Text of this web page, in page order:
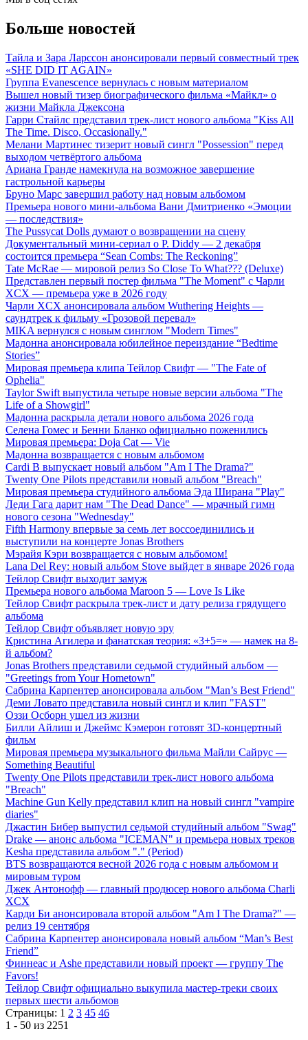
Больше новостей
Тайла и Зара Ларссон анонсировали первый совместный трек
«SHE DID IT AGAIN»
Группа Evanescence вернулась с новым материалом
Вышел новый тизер биографического фильма «Майкл» о
жизни Майкла Джексона
Гарри Стайлс представил трек-лист нового альбома "Kiss All
The Time. Disco, Occasionally."
Мелани Мартинес тизерит новый сингл "Possession" перед
выходом четвёртого альбома
Ариана Гранде намекнула на возможное завершение
гастрольной карьеры
Бруно Марс завершил работу над новым альбомом
Премьера нового мини-альбома Вани Дмитриенко «Эмоции
— последствия»
The Pussycat Dolls думают о возвращении на сцену
Документальный мини-сериал о P. Diddy — 2 декабря
состоится премьера “Sean Combs: The Reckoning”
Tate McRae — мировой релиз So Close To What??? (Deluxe)
Представлен первый постер фильма "The Moment" с Чарли
XCX — премьера уже в 2026 году
Чарли XCX анонсировала альбом Wuthering Heights —
саундтрек к фильму «Грозовой перевал»
MIKA вернулся с новым синглом "Modern Times"
Мадонна анонсировала юбилейное переиздание “Bedtime
Stories”
Мировая премьера клипа Тейлор Свифт — "The Fate of
Ophelia"
Taylor Swift выпустила четыре новые версии альбома "The
Life of a Showgirl"
Мадонна раскрыла детали нового альбома 2026 года
Селена Гомес и Бенни Бланко официально поженились
Мировая премьера: Doja Cat — Vie
Мадонна возвращается с новым альбомом
Cardi B выпускает новый альбом "Am I The Drama?"
Twenty One Pilots представили новый альбом "Breach"
Мировая премьера студийного альбома Эда Ширана "Play"
Леди Гага дарит нам "The Dead Dance" — мрачный гимн
нового сезона "Wednesday"
Fifth Harmony впервые за семь лет воссоединились и
выступили на концерте Jonas Brothers
Мэрайя Кэри возвращается с новым альбомом!
Lana Del Rey: новый альбом Stove выйдет в январе 2026 года
Тейлор Свифт выходит замуж
Премьера нового альбома Maroon 5 — Love Is Like
Тейлор Свифт раскрыла трек-лист и дату релиза грядущего
альбома
Тейлор Свифт объявляет новую эру
Кристина Агилера и фанатская теория: «3+5=» — намек на 8-
й альбом?
Jonas Brothers представили седьмой студийный альбом —
"Greetings from Your Hometown"
Сабрина Карпентер анонсировала альбом "Man’s Best Friend"
Деми Ловато представила новый сингл и клип "FAST"
Оззи Осборн ушел из жизни
Билли Айлиш и Джеймс Кэмерон готовят 3D-концертный
фильм
Мировая премьера музыкального фильма Майли Сайрус —
Something Beautiful
Twenty One Pilots представили трек-лист нового альбома
"Breach"
Machine Gun Kelly представил клип на новый сингл "vampire
diaries"
Джастин Бибер выпустил седьмой студийный альбом "Swag"
Drake — анонс альбома "ICEMAN" и премьера новых треков
Kesha представила альбом "." (Period)
BTS возвращаются весной 2026 года с новым альбомом и
мировым туром
Джек Антонофф — главный продюсер нового альбома Charli
XCX
Карди Би анонсировала второй альбом "Am I The Drama?" —
релиз 19 сентября
Сабрина Карпентер анонсировала новый альбом “Man’s Best
Friend”
Финнеас и Ashe представили новый проект — группу The
Favors!
Тейлор Свифт официально выкупила мастер-треки своих
первых шести альбомов
Страницы: 1 2 3 45 46
1 - 50 из 2251